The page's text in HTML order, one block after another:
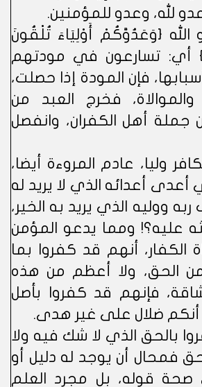
لله، وعدو للمؤمنين.
الله {وَعَدُوَّكُمْ أَوْلِيَاءَ تُلْقُونَ
أي: تسارعون في مودتهم
فإن المودة إذا حصلت،
والموالاة، فخرج العبد من
جملة أهل الكفران، وانفصل
وليا، عادم المروءة أيضا،
أعدى أعدائه الذي لا يريد له
ربه ووليه الذي يريد به الخير،
عليه؟! ومما يدعو المؤمن
الكفار، أنهم قد كفروا بما
من الحق، ولا أعظم من هذه
فإنهم قد كفروا بأصل
أنكم ضلال على غير هدى.
بالحق الذي لا شك فيه ولا
فمحال أن يوجد له دليل أو
قوله، بل مجرد العلم